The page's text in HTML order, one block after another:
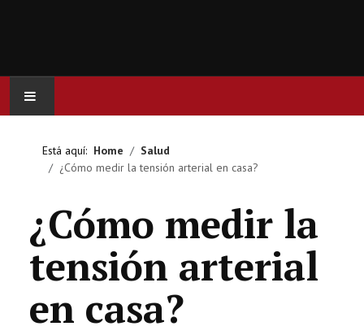
ACTUALIDAD
CINE
SERIES
Está aquí: Home
Salud
¿Cómo medir la tensión arterial en casa?
¿Cómo medir la
tensión arterial
en casa?